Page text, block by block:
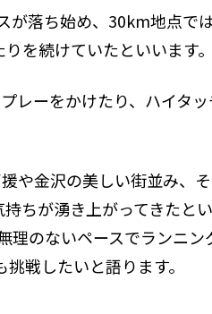
が落ち始め、30km地点で
を続けていたといいます。
レーをかけたり、ハイタ
や金沢の美しい街並み、
ちが湧き上がってきたと
理のないペースでランニン
戦したいと語ります。